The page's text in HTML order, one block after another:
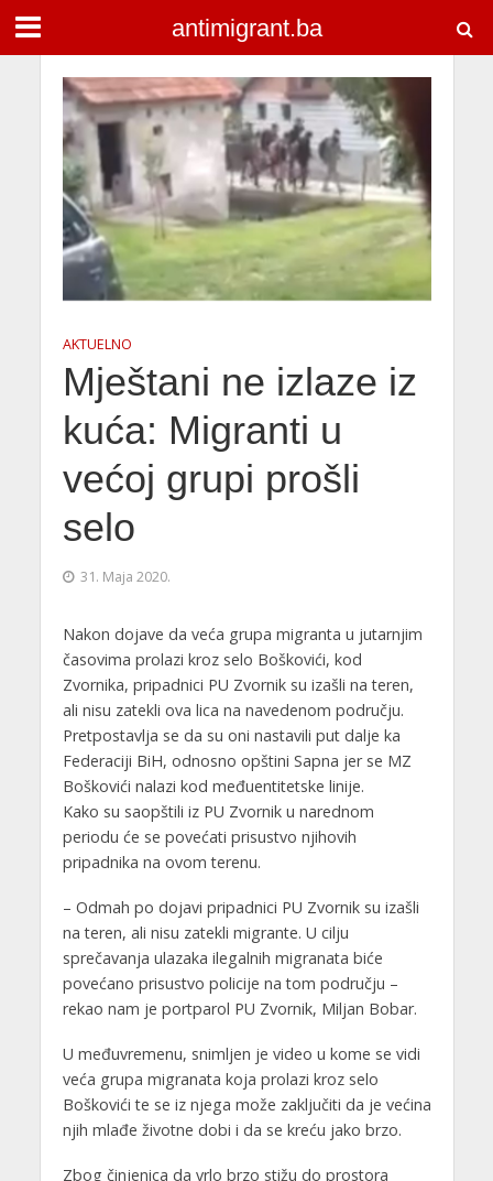
antimigrant.ba
AKTUELNO
Mještani ne izlaze iz
kuća: Migranti u
većoj grupi prošli
selo
31. Maja 2020.
Nakon dojave da veća grupa migranta u jutarnjim
časovima prolazi kroz selo Boškovići, kod
Zvornika, pripadnici PU Zvornik su izašli na teren,
ali nisu zatekli ova lica na navedenom području.
Pretpostavlja se da su oni nastavili put dalje ka
Federaciji BiH, odnosno opštini Sapna jer se MZ
Boškovići nalazi kod međuentitetske linije.
Kako su saopštili iz PU Zvornik u narednom
periodu će se povećati prisustvo njihovih
pripadnika na ovom terenu.
– Odmah po dojavi pripadnici PU Zvornik su izašli
na teren, ali nisu zatekli migrante. U cilju
sprečavanja ulazaka ilegalnih migranata biće
povećano prisustvo policije na tom području –
rekao nam je portparol PU Zvornik, Miljan Bobar.
U međuvremenu, snimljen je video u kome se vidi
veća grupa migranata koja prolazi kroz selo
Boškovići te se iz njega može zaključiti da je većina
njih mlađe životne dobi i da se kreću jako brzo.
Zbog činjenica da vrlo brzo stižu do prostora